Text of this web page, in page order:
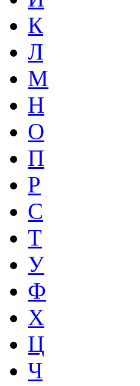
К
Л
М
Н
О
П
Р
С
Т
У
Ф
Х
Ц
Ч